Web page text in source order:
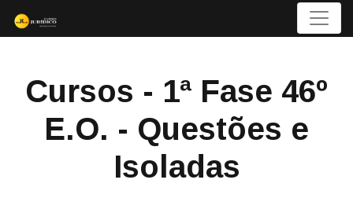
Menu
Cursos - 1ª Fase 46º
E.O. - Questões e
Isoladas